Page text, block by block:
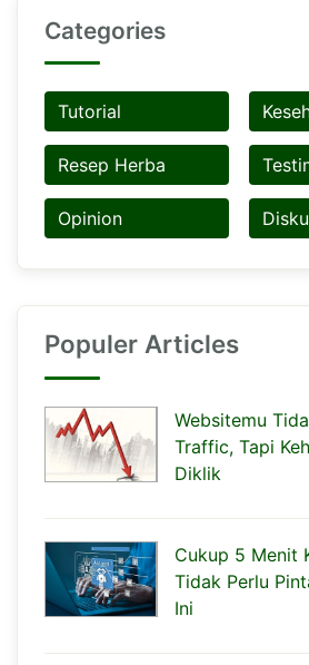
Categories
Tutorial
Resep Herba
Opinion
Populer Articles
Websitemu
Traffic, Tapi
Diklik
Cukup 5 Menit
Tidak Perlu
Ini